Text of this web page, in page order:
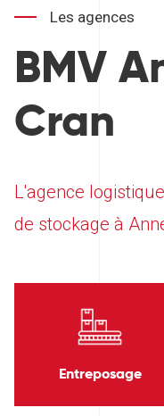
Les agences
BMV
Cran
L'agence
de stockage à
Entreposage